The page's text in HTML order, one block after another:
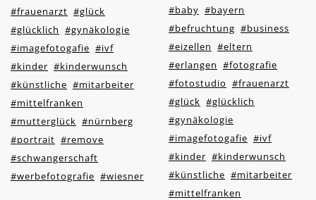
#frauenarzt #glück
#glücklich #gynäkologie
#imagefotogafie #ivf
#kinder #kinderwunsch
#künstliche #mitarbeiter
#mittelfranken
#mutterglück #nürnberg
#portrait #remove
#schwangerschaft
#werbefotografie #wiesner
#baby #bayern
#befruchtung #business
#eizellen #eltern
#erlangen #fotografie
#fotostudio #frauenarzt
#glück #glücklich
#gynäkologie
#imagefotogafie #ivf
#kinder #kinderwunsch
#künstliche #mitarbeiter
#mittelfranken